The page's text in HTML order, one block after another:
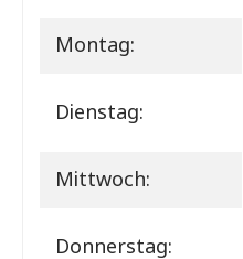
Montag:
Dienstag:
Mittwoch:
Donnerstag: